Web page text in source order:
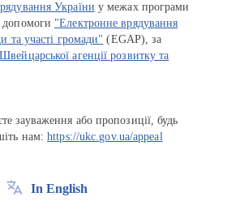
України у межах програми
допомоги "Електронне врядування
та участі громади" (EGAP), за
Швейцарської агенції розвитку та
зауваження або пропозиції, будь
нам:https://ukc.gov.ua/appeal
In English